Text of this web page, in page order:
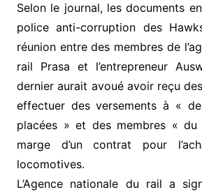
Selon le journal, les documents
police anti-corruption des
réunion entre des membres de
rail Prasa et l’entrepreneur
dernier aurait avoué avoir reçu
effectuer des versements à «
placées » et des membres « du
marge d’un contrat pour
locomotives.
L’Agence nationale du rail a